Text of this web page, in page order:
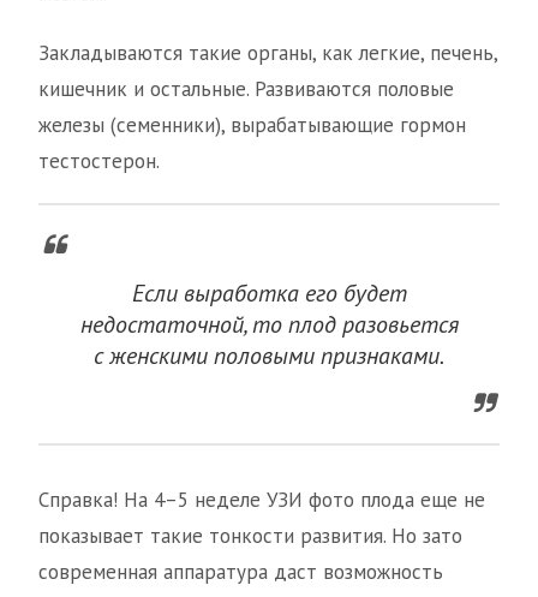
Закладываются такие органы, как легкие, печень,
кишечник и остальные. Развиваются половые
железы (семенники), вырабатывающие гормон
тестостерон.
Если выработка его будет
недостаточной, то плод разовьется
с женскими половыми признаками.
Справка! На 4–5 неделе УЗИ фото плода еще не
показывает такие тонкости развития. Но зато
современная аппаратура даст возможность